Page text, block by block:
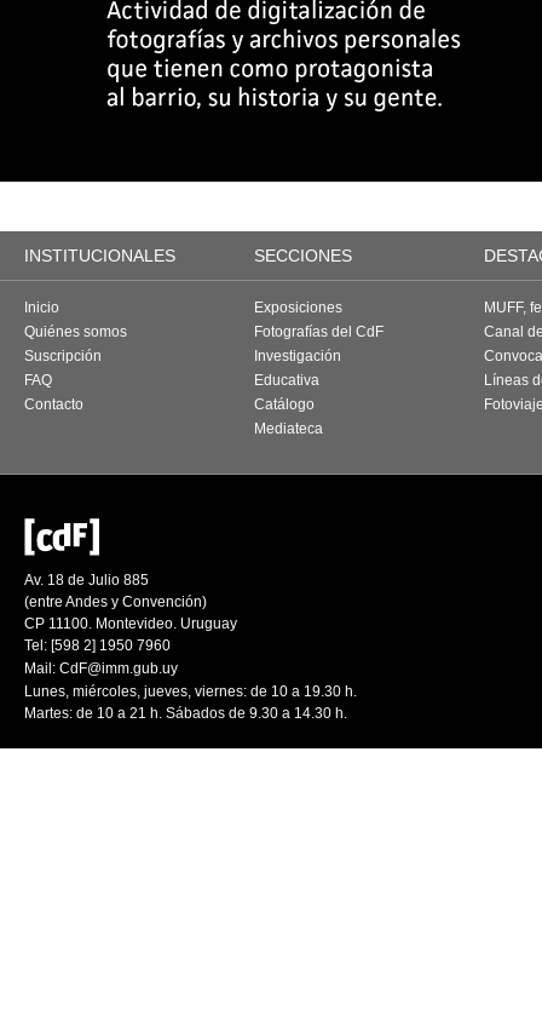
INSTITUCIONALES SECCIONES
Inicio
Quiénes somos
Suscripción
FAQ
Contacto
Exposiciones
Fotografías del CdF
Investigación
Educativa
Catálogo
Mediateca
MUFF,
Canal
Líneas
Av. 18 de Julio 885
(entre Andes y Convención)
CP 11100. Montevideo. Uruguay
Tel: [598 2] 1950 7960
Mail: CdF@imm.gub.uy
Lunes, miércoles, jueves, viernes: de 10 a 19.30 h.
Martes: de 10 a 21 h. Sábados de 9.30 a 14.30 h.